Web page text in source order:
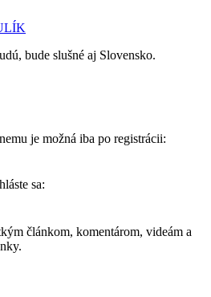
bude slušné aj Slovensko.
je možná iba po registrácii:
sa:
článkom, komentárom, videám a